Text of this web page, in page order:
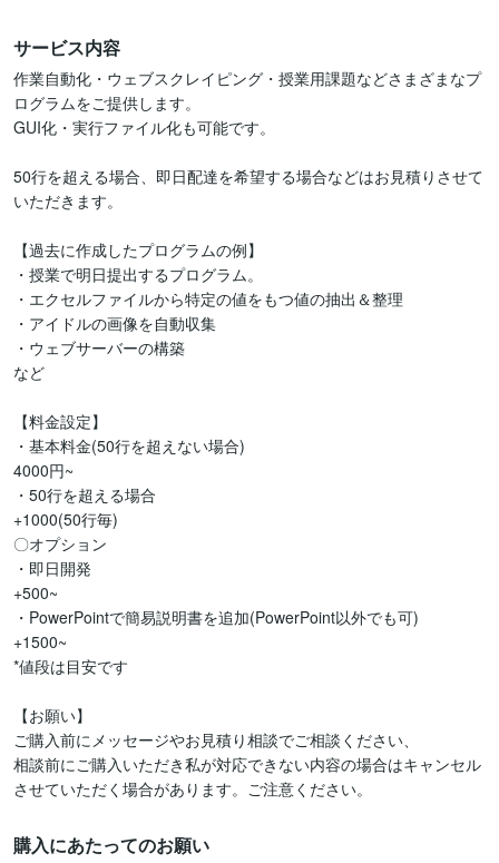
サービス内容
作業自動化・ウェブスクレイピング・授業用課題などさまざまなプ
ログラムをご提供します。
GUI化・実行ファイル化も可能です。
50行を超える場合、即日配達を希望する場合などはお見積りさせて
いただきます。
【過去に作成したプログラムの例】
・授業で明日提出するプログラム。
・エクセルファイルから特定の値をもつ値の抽出＆整理
・アイドルの画像を自動収集
・ウェブサーバーの構築
など
【料金設定】
・基本料金(50行を超えない場合)
4000円~
・50行を超える場合
+1000(50行毎)
〇オプション
・即日開発
+500~
・PowerPointで簡易説明書を追加(PowerPoint以外でも可)
+1500~
*値段は目安です
【お願い】
ご購入前にメッセージやお見積り相談でご相談ください、
相談前にご購入いただき私が対応できない内容の場合はキャンセル
させていただく場合があります。ご注意ください。
購入にあたってのお願い